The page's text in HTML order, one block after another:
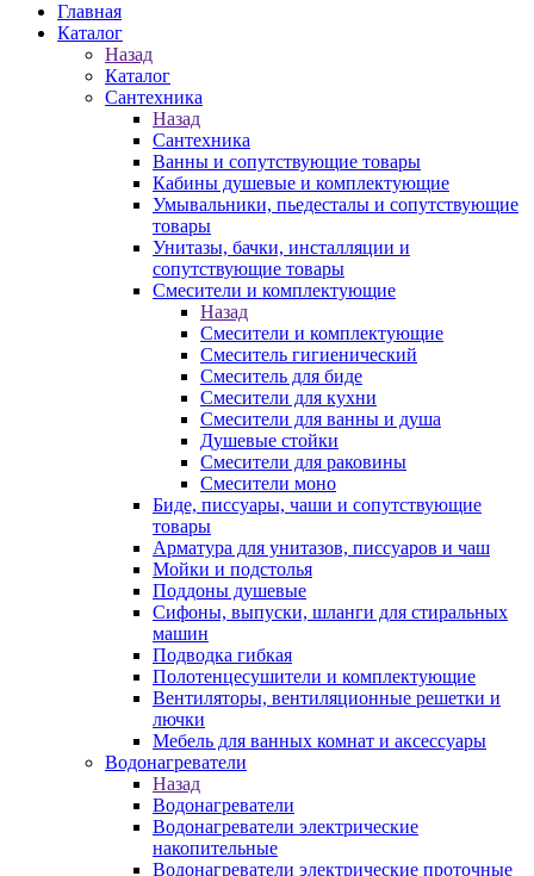
Главная
Каталог
Назад
Каталог
Сантехника
Назад
Сантехника
Ванны и сопутствующие товары
Кабины душевые и комплектующие
Умывальники, пьедесталы и сопутствующие
товары
Унитазы, бачки, инсталляции и
сопутствующие товары
Смесители и комплектующие
Назад
Смесители и комплектующие
Смеситель гигиенический
Смеситель для биде
Смесители для кухни
Смесители для ванны и душа
Душевые стойки
Смесители для раковины
Смесители моно
Биде, писсуары, чаши и сопутствующие
товары
Арматура для унитазов, писсуаров и чаш
Мойки и подстолья
Поддоны душевые
Сифоны, выпуски, шланги для стиральных
машин
Подводка гибкая
Полотенцесушители и комплектующие
Вентиляторы, вентиляционные решетки и
лючки
Мебель для ванных комнат и аксессуары
Водонагреватели
Назад
Водонагреватели
Водонагреватели электрические
накопительные
Водонагреватели электрические проточные